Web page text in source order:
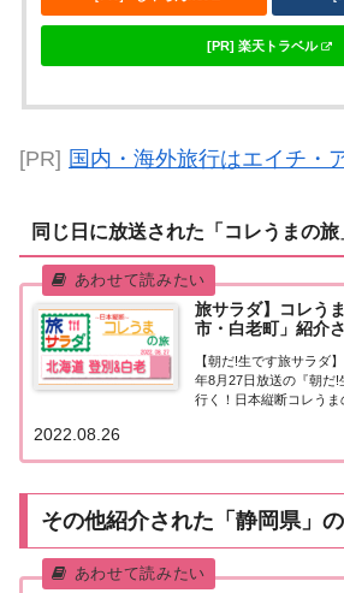
[PR] 楽天トラベル
[PR] 国内・海外旅行はエイチ・
同じ日に放送された「コレうまの旅
旅サラダ】コレう
市・白老町」紹介
【朝だ!生です旅サラダ
年8月27日放送の『朝だ!
行く！日本縦断コレうま
海道」登別市＆白老町
レうまの旅」東留伽ア
2022.08.26
その他紹介された「静岡県」